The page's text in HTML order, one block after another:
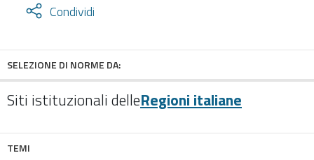
Condividi
Attiva
SELEZIONE DI NORME DA:
Siti istituzionali delleRegioni italiane
TEMI